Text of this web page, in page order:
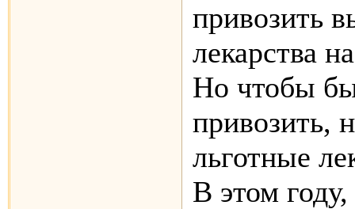
привозить
лекарства
Но чтобы
привозить,
льготные
В этом